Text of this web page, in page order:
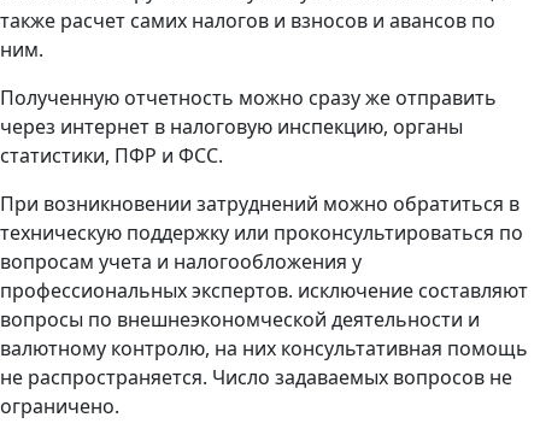
также расчет самих налогов и взносов и авансов по
ним.
Полученную отчетность можно сразу же отправить
через интернет в налоговую инспекцию, органы
статистики, ПФР и ФСС.
При возникновении затруднений можно обратиться в
техническую поддержку или проконсультироваться по
вопросам учета и налогообложения у
профессиональных экспертов. исключение составляют
вопросы по внешнеэкономческой деятельности и
валютному контролю, на них консультативная помощь
не распространяется. Число задаваемых вопросов не
ограничено.